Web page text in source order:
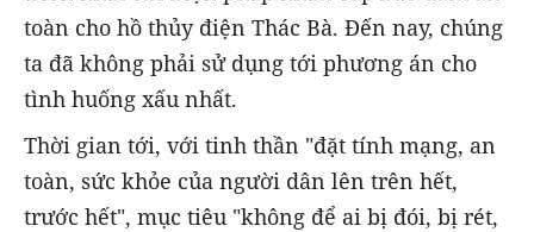
toàn cho hồ thủy điện Thác Bà. Đến nay, chúng
ta đã không phải sử dụng tới phương án cho
tình huống xấu nhất.
Thời gian tới, với tinh thần "đặt tính mạng, an
toàn, sức khỏe của người dân lên trên hết,
trước hết", mục tiêu "không để ai bị đói, bị rét,